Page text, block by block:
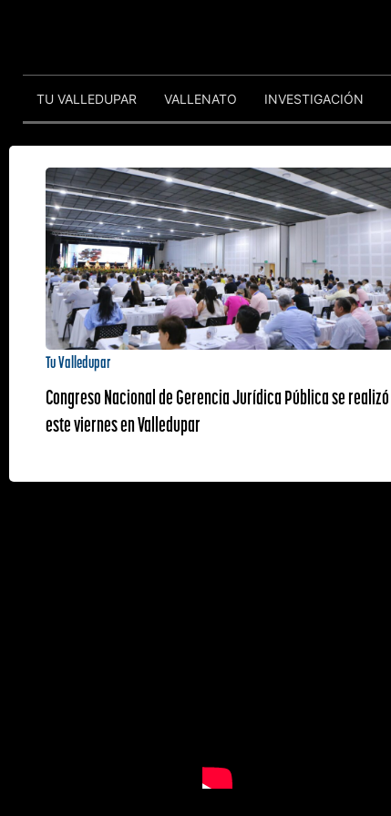
TU VALLEDUPAR VALLENATO INVESTIGACIÓN
Tu Valledupar
Congreso Nacional de Gerencia Jurídica Pública se realizó
este viernes en Valledupar